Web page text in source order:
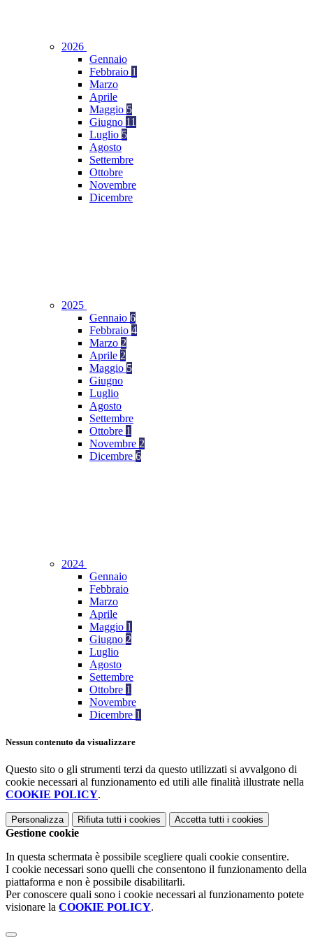
2026
Gennaio
Febbraio 1
Marzo
Aprile
Maggio 5
Giugno 11
Luglio 5
Agosto
Settembre
Ottobre
Novembre
Dicembre
2025
Gennaio 6
Febbraio 4
Marzo 2
Aprile 2
Maggio 5
Giugno
Luglio
Agosto
Settembre
Ottobre 1
Novembre 2
Dicembre 6
2024
Gennaio
Febbraio
Marzo
Aprile
Maggio 1
Giugno 2
Luglio
Agosto
Settembre
Ottobre 1
Novembre
Dicembre 1
Nessun contenuto da visualizzare
Questo sito o gli strumenti terzi da questo utilizzati si avvalgono di
cookie necessari al funzionamento ed utili alle finalità illustrate nella
COOKIE POLICY.
Personalizza Rifiuta tutti i cookies Accetta tutti i cookies
Gestione cookie
In questa schermata è possibile scegliere quali cookie consentire.
I cookie necessari sono quelli che consentono il funzionamento della
piattaforma e non è possibile disabilitarli.
Per conoscere quali sono i cookie necessari al funzionamento potete
visionare la COOKIE POLICY.